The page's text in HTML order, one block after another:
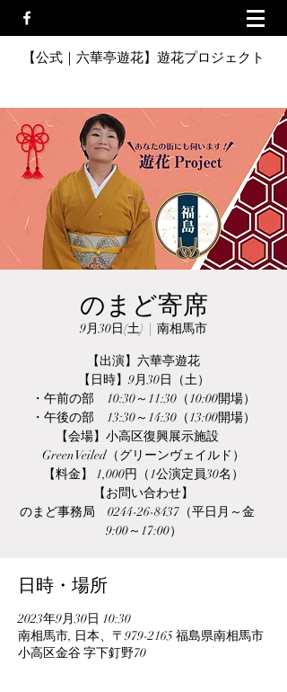
【公式｜六華亭遊花】遊花プロジェクト
のまど寄席
9月30日(土)
  |
南相馬市
【出演】六華亭遊花
【日時】9月30日（土）
・午前の部 10:30～11:30（10:00開場）
・午後の部 13:30～14:30（13:00開場）
【会場】小高区復興展示施設
GreenVeiled（グリーンヴェイルド）
【料金】 1,000円（1公演定員30名）
【お問い合わせ】
のまど事務局 0244-26-8437（平日月～金
9:00～17:00）
日時・場所
2023年9月30日 10:30
南相馬市, 日本、〒979-2165 福島県南相馬市
小高区金谷 字下釘野70